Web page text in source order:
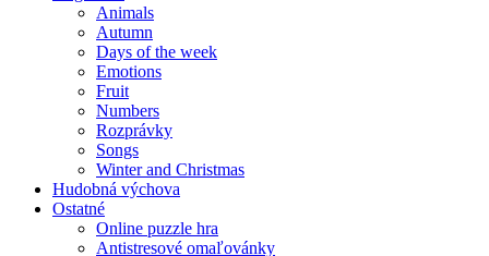
Animals
Autumn
Days of the week
Emotions
Fruit
Numbers
Rozprávky
Songs
Winter and Christmas
Hudobná výchova
Ostatné
Online puzzle hra
Antistresové omaľovánky